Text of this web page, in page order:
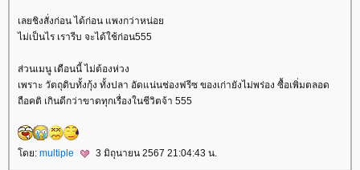
เลยชิงสั่งก่อน ได้ก่อน แพงกว่าหน่อ
ไม่เป็นไร เรารีบ จะได้ใช้ก่อน555
ส่วนเมนู เดือนนี้ ไม่ต้องห่วง
เพราะ วัตถุดิบทั้งกุ้ง ทั้งปลา อัดแน่นช่องฟรีซ ของเก่ายังไม่พร่อง ซื้อเพิ่มตลอด
ถือคติ เกินดีกว่าขาดทุกเรื่องในชีวิตจ้า 555
ดย: multiple 3 มิถุนายน 2567 21:04:43 น.